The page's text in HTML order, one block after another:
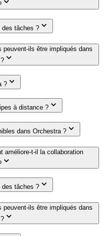
des tâches ?
peuvent-ils être impliqués dans
?
à distance ?
dans Orchestra ?
améliore-t-il la collaboration
des tâches ?
peuvent-ils être impliqués dans